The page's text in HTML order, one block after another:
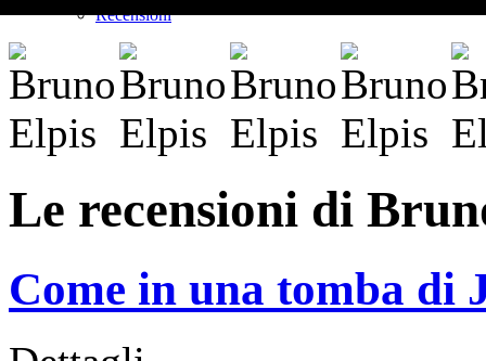
Recensioni
Le recensioni di
Come in una tomba di